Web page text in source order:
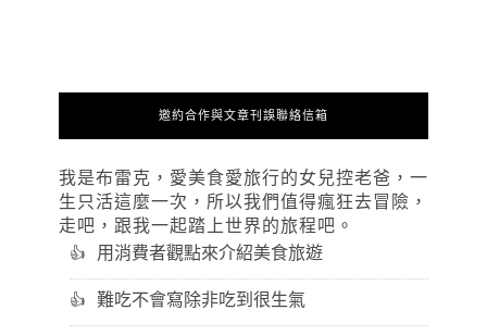
邀約合作與文章刊誤聯絡信箱
我是布雷克，愛美食愛旅行的女兒控老爸，一
生只活這麼一次，所以我們值得瘋狂去冒險，
走吧，跟我一起踏上世界的旅程吧。
用消費者觀點來介紹美食旅遊
難吃不會寫除非吃到很生氣